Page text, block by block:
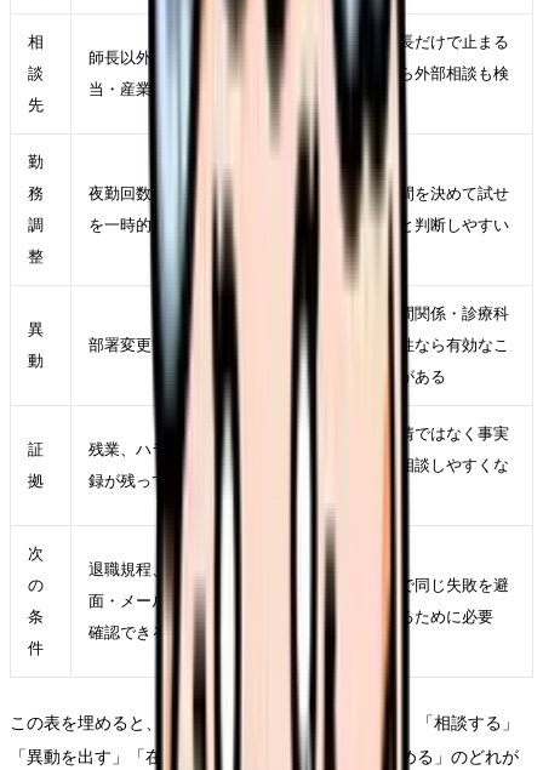
相
談
先
師長以外に相談できる人事・教育担
当・産業保健スタッフがいるか
師長だけで止まる
なら外部相談も検
勤
務
調
整
夜勤回数、残業、休み希望、業務量
を一時的に変えられるか
期間を決めて試せ
ると判断しやすい
異
動
部署変更で原因が軽くなるか
人間関係・診療科
相性なら有効なこ
とがある
証
拠
残業、ハラスメント、退職交渉の記
録が残っているか
感情ではなく事実
で相談しやすくな
次
の
条
件
退職規程、提出先、人事部門、書
面・メールの記録を求人票や面接で
確認できるか
次で同じ失敗を避
けるために必要
この表を埋めると、「今すぐ退職」ではなく「休む」「相談する」
「異動を出す」「在職転職を始める」「退職日を決める」のどれが